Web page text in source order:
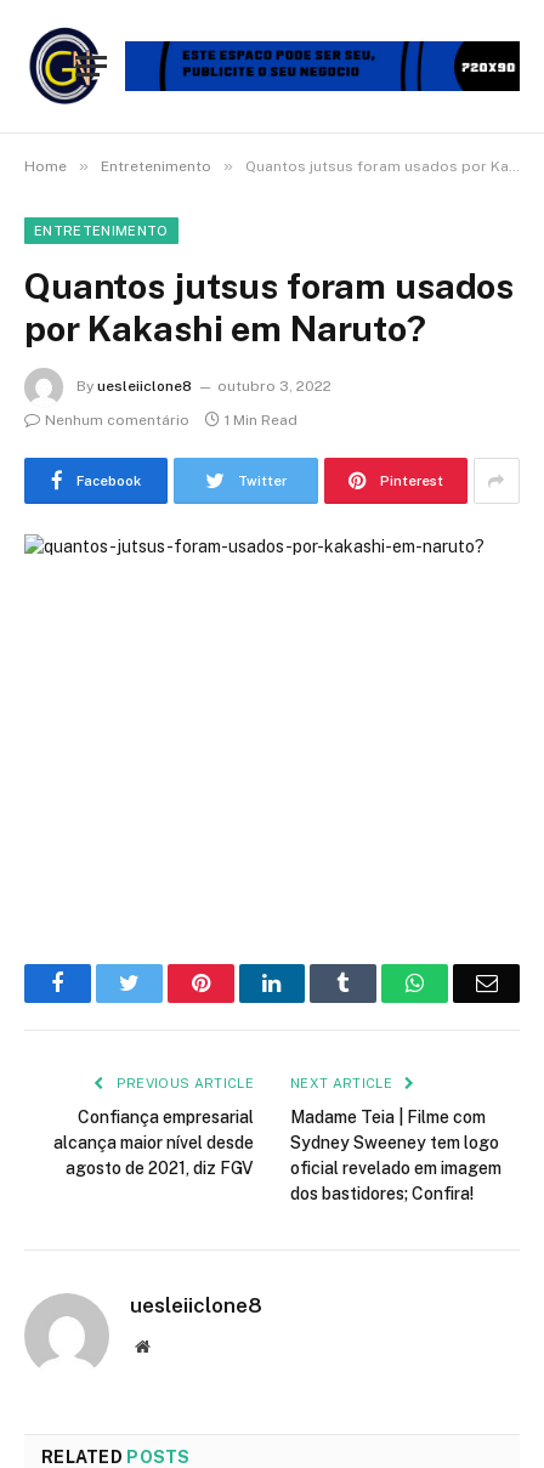
Home » Entretenimento » Quantos jutsus foram usados por Kakashi em Naruto?
ENTRETENIMENTO
Quantos jutsus foram usados
por Kakashi em Naruto?
By uesleiiclone8
outubro 3, 2022
Nenhum comentário
1 Min Read
Facebook Twitter Pinterest
FacebookTwitter PinterestLinkedIn Tumblr WhatsApp
PREVIOUS ARTICLE
Confiança empresarial
alcança maior nível desde
agosto de 2021, diz FGV
NEXT ARTICLE
Madame Teia | Filme com
Sydney Sweeney tem logo
oficial revelado em imagem
dos bastidores; Confira!
uesleiiclone8
Website
RELATED POSTS